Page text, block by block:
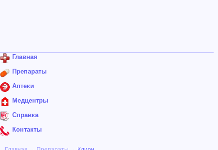
Главная
Препараты
Аптеки
Медцентры
Справка
Контакты